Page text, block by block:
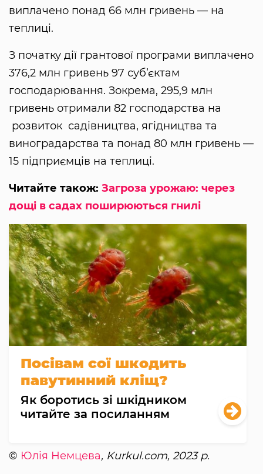
виплачено понад 66 млн гривень — на
теплиці.
З початку дії грантової програми виплачено
376,2 млн гривень 97 суб’єктам
господарювання. Зокрема, 295,9 млн
гривень отримали 82 господарства на
розвиток садівництва, ягідництва та
виноградарства та понад 80 млн гривень —
15 підприємців на теплиці.
Читайте також: Загроза урожаю: через
дощі в садах поширюються гнилі
Посівам сої шкодить
павутинний кліщ?
Як боротись зі шкідником
читайте за посиланням
© Юлія Немцева, Kurkul.com, 2023 р.